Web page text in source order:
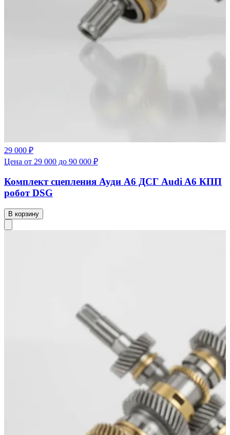
29 000 ₽
Цена от 29 000 до 90 000 ₽
Комплект сцепления Ауди А6 ДСГ Audi A6 КПП
робот DSG
В корзину